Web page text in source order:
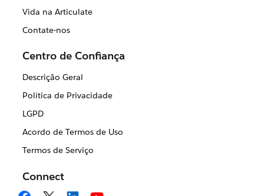
Vida na Articulate
Contate-nos
Centro de Confiança
Descrição Geral
Política de Privacidade
LGPD
Acordo de Termos de Uso
Termos de Serviço
Connect